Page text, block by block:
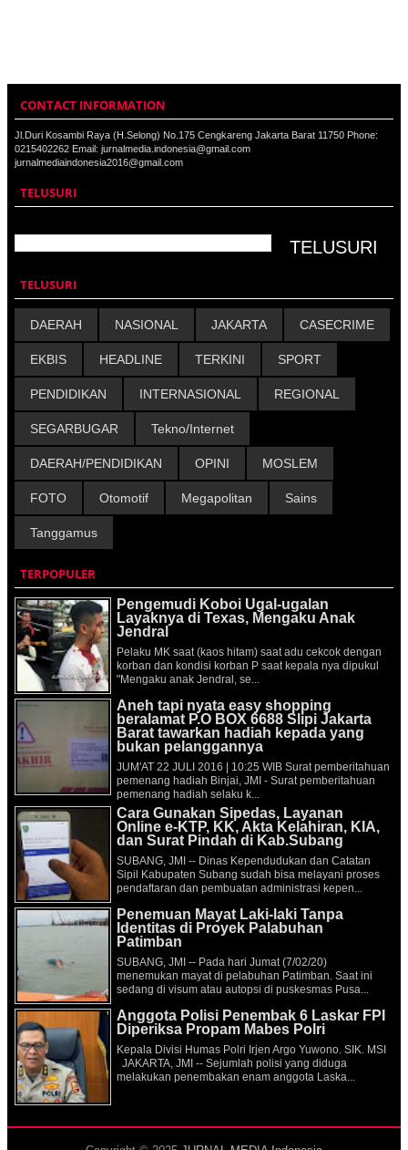
CONTACT INFORMATION
Jl.Duri Kosambi Raya (H.Selong) No.175 Cengkareng Jakarta Barat 11750 Phone:
0215402262 Email: jurnalmedia.indonesia@gmail.com
jurnalmediaindonesia2016@gmail.com
TELUSURI
TELUSURI
DAERAH NASIONAL JAKARTA CASECRIME
EKBIS HEADLINE TERKINI SPORT
PENDIDIKAN INTERNASIONAL REGIONAL
SEGARBUGAR Tekno/Internet
DAERAH/PENDIDIKAN OPINI MOSLEM
FOTO Otomotif Megapolitan Sains
Tanggamus
TERPOPULER
Pengemudi Koboi Ugal-ugalan
Layaknya di Texas, Mengaku Anak
Jendral
Pelaku MK saat (kaos hitam) saat adu cekcok dengan
korban dan kondisi korban P saat kepala nya dipukul
"Mengaku anak Jendral, se...
Aneh tapi nyata easy shopping
beralamat P.O BOX 6688 Slipi Jakarta
Barat tawarkan hadiah kepada yang
bukan pelanggannya
JUM'AT 22 JULI 2016 | 10:25 WIB Surat pemberitahuan
pemenang hadiah Binjai, JMI - Surat pemberitahuan
pemenang hadiah selaku k...
Cara Gunakan Sipedas, Layanan
Online e-KTP, KK, Akta Kelahiran, KIA,
dan Surat Pindah di Kab.Subang
SUBANG, JMI -- Dinas Kependudukan dan Catatan
Sipil Kabupaten Subang sudah bisa melayani proses
pendaftaran dan pembuatan administrasi kepen...
Penemuan Mayat Laki-laki Tanpa
Identitas di Proyek Palabuhan
Patimban
SUBANG, JMI -- Pada hari Jumat (7/02/20)
menemukan mayat di pelabuhan Patimban. Saat ini
sedang di visum atau autopsi di puskesmas Pusa...
Anggota Polisi Penembak 6 Laskar FPI
Diperiksa Propam Mabes Polri
Kepala Divisi Humas Polri Irjen Argo Yuwono. SIK. MSI
JAKARTA, JMI -- Sejumlah polisi yang diduga
melakukan penembakan enam anggota Laska...